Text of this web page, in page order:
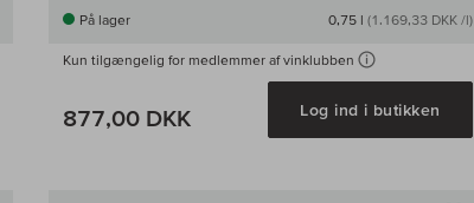
På lager 0,75 l (1.169,33 DKK /l)
Kun tilgængelig for medlemmer af vinklubben
877,00 DKK Log ind i butikken